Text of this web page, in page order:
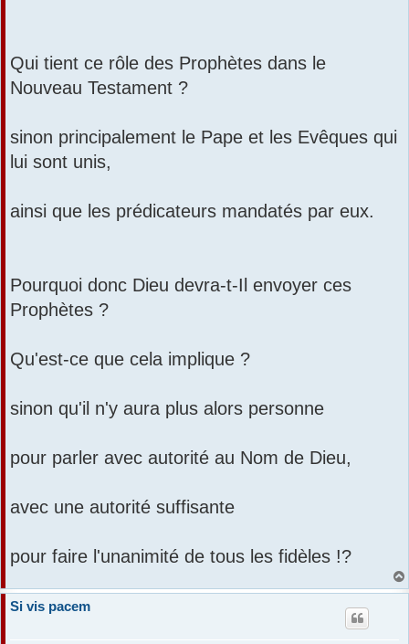
Qui tient ce rôle des Prophètes dans le
Nouveau Testament ?
sinon principalement le Pape et les Evêques qui
lui sont unis,
ainsi que les prédicateurs mandatés par eux.
Pourquoi donc Dieu devra-t-Il envoyer ces
Prophètes ?
Qu'est-ce que cela implique ?
sinon qu'il n'y aura plus alors personne
pour parler avec autorité au Nom de Dieu,
avec une autorité suffisante
pour faire l'unanimité de tous les fidèles !?
Si vis pacem